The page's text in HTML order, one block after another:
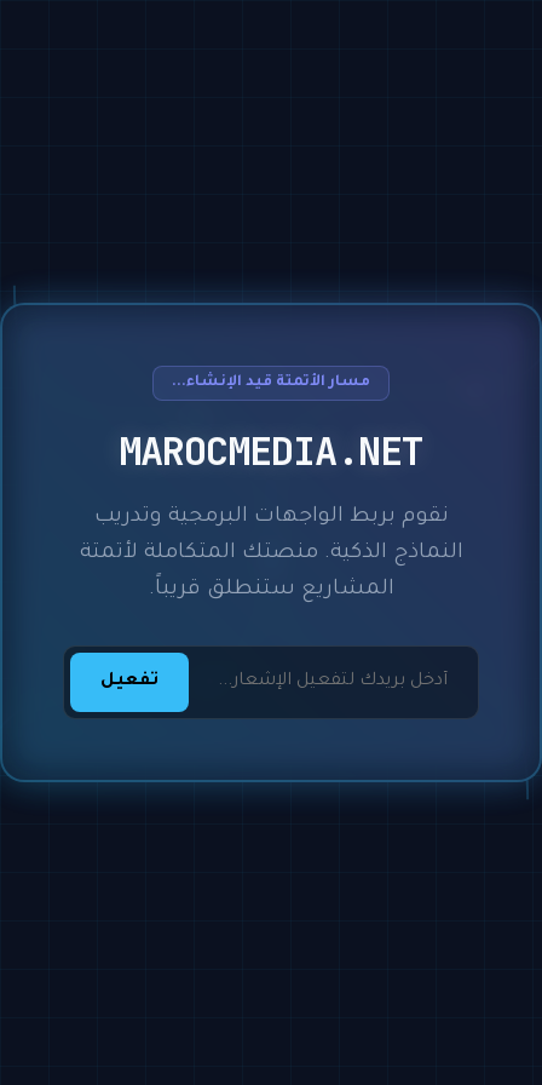
مسار الأتمتة قيد الإنشاء...
MAROCMEDIA.NET
نقوم بربط الواجهات البرمجية وتدريب
النماذج الذكية. منصتك المتكاملة لأتمتة
المشاريع ستنطلق قريباً.
تفعيل